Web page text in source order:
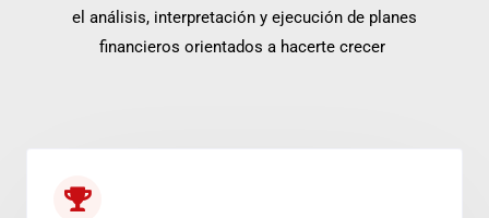
el análisis, interpretación y ejecución de planes
financieros orientados a hacerte crecer